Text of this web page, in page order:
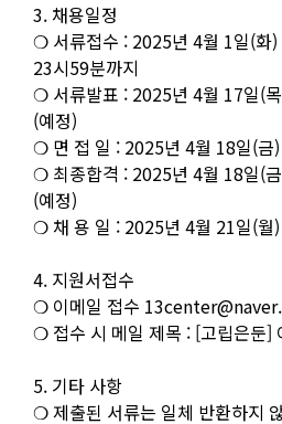
3. 채용일정
❍ 서류접수 : 2025년 4월 1일(화
23시59분까지
❍ 서류발표 : 2025년 4월 17일(
(예정)
❍ 면 접 일 : 2025년 4월 18일(금
❍ 최종합격 : 2025년 4월 18일(
(예정)
❍ 채 용 일 : 2025년 4월 21일(월
4. 지원서접수
❍ 이메일 접수
❍ 접수 시 메일 제목 : [고립은둔]
5. 기타 사항
❍ 제출된 서류는 일체 반환하지